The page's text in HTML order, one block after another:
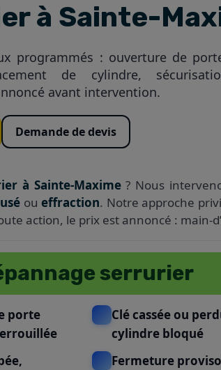
à Sainte-
programmés : ouverture de
de cylindre,
avant intervention.
Demande de devis
à Sainte-Maxime? Nous
oueffraction. Notre approche
action, le prix est annoncé : main-
serrurier
porte
Clé cassée ou
cylindre bloqué
Fermeture